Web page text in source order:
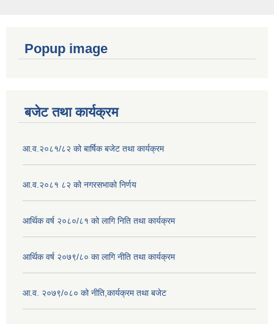
Popup image
बजेट तथा कार्यक्रम
आ.व.२०८१/८२ को बार्षिक बजेट तथा कार्यक्रम
आ.व.२०८१ ८२ को नगरसभाको निर्णय
आर्थिक वर्ष २०८०/८१ को लागि निति तथा कार्यक्रम
आर्थिक वर्ष २०७९/८० का लागि नीति तथा कार्यक्रम
आ.व. २०७९/०८० को नीति,कार्यक्रम तथा बजेट